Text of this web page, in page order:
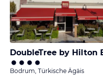
Bodrum, Türkische Ägäis